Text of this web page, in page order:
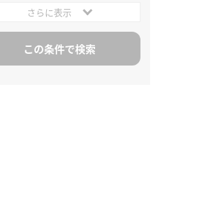
さらに表示